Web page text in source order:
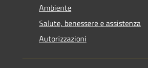
Ambiente
Salute, benessere e assistenza
Autorizzazioni